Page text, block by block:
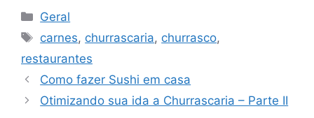
Categorias
Geral
Tags
carnes, churrascaria, churrasco,
restaurantes
Como fazer Sushi em casa
Otimizando sua ida a Churrascaria – Parte II